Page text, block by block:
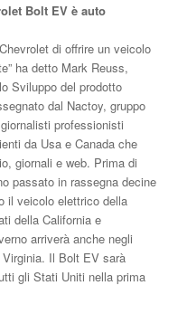
Bolt EV è auto
di offrire un veicolo
ha detto Mark Reuss,
Sviluppo del prodotto
dal Nactoy, gruppo
professionisti
da Usa e Canada che
giornali e web. Prima di
passato in rassegna decine
il veicolo elettrico della
della California e
arriverà anche negli
Il Bolt EV sarà
gli Stati Uniti nella prima